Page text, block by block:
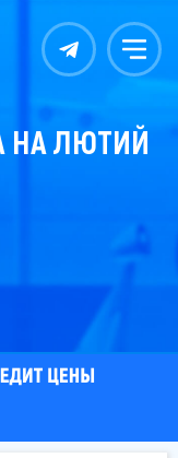
Контакты Меню
НА ЛЮТИЙ